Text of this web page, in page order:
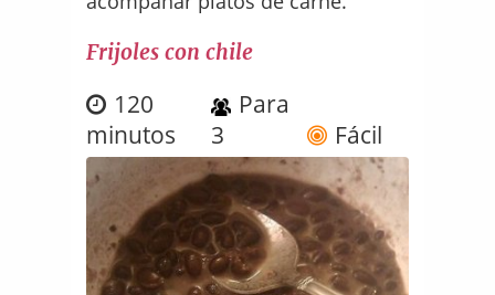
Frijoles con chile
120
minutos
Para
3
Fácil